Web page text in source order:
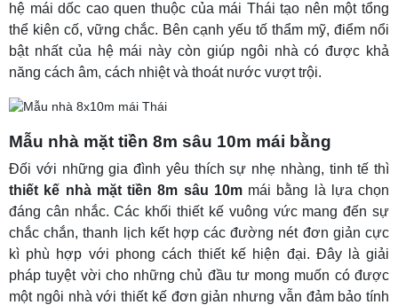
hệ mái dốc cao quen thuộc của mái Thái tạo nên một tổng
thể kiên cố, vững chắc. Bên cạnh yếu tố thẩm mỹ, điểm nổi
bật nhất của hệ mái này còn giúp ngôi nhà có được khả
năng cách âm, cách nhiệt và thoát nước vượt trội.
Mẫu nhà mặt tiền 8m sâu 10m mái bằng
Đối với những gia đình yêu thích sự nhẹ nhàng, tinh tế thì
thiết kế nhà mặt tiền 8m sâu 10m mái bằng là lựa chọn
đáng cân nhắc. Các khối thiết kế vuông vức mang đến sự
chắc chắn, thanh lịch kết hợp các đường nét đơn giản cực
kì phù hợp với phong cách thiết kế hiện đại. Đây là giải
pháp tuyệt vời cho những chủ đầu tư mong muốn có được
một ngôi nhà với thiết kế đơn giản nhưng vẫn đảm bảo tính